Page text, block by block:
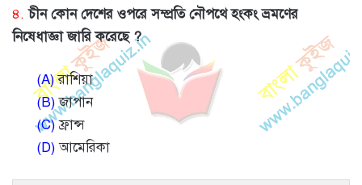
৪. চীন কোন দেশের ওপরে সম্প্রতি নৌপথে হংকং ভ্রমণের
নিষেধাজ্ঞা জারি করেছে ?
(A)রাশিয়া
(B)জাপান
(C)ফ্রান্স
(D)আমেরিকা